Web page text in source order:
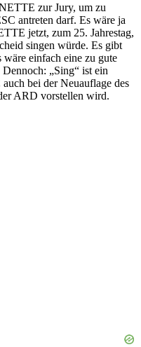
zur Jury, um zu
antreten darf. Es wäre ja
jetzt, zum 25. Jahrestag,
singen würde. Es gibt
wäre einfach eine zu gute
„Sing“ ist ein
bei der Neuauflage des
ARD vorstellen wird.